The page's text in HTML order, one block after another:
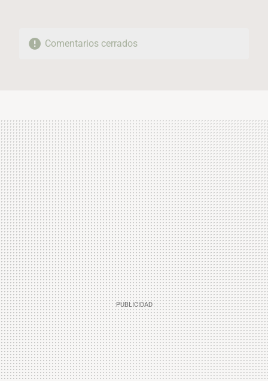
Comentarios cerrados